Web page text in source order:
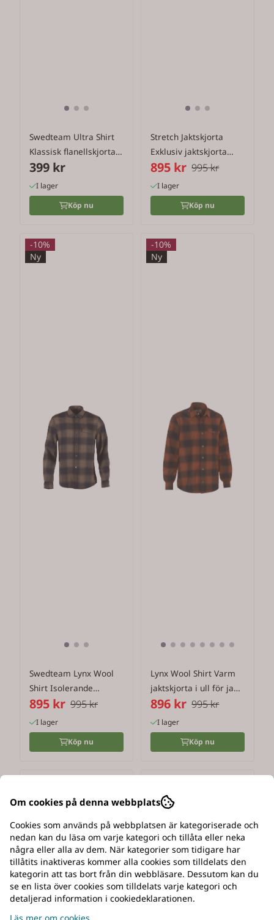
Swedteam Ultra Shirt
Klassisk flanellskjorta
för ...
399 kr
I lager
Köp nu
Stretch Jaktskjorta
Exklusiv jaktskjorta
med ...
895 kr 995 kr
I lager
Köp nu
-10%
Ny
Swedteam Lynx Wool
Shirt Isolerande
ullskjorta ...
895 kr 995 kr
I lager
Köp nu
-10%
Ny
Lynx Wool Shirt Varm
jaktskjorta i ull för jakt,
...
896 kr 995 kr
I lager
Köp nu
Om cookies på denna webbplats
Cookies som används på webbplatsen är kategoriserade och
nedan kan du läsa om varje kategori och tillåta eller neka
några eller alla av dem. När kategorier som tidigare har
tillåtits inaktiveras kommer alla cookies som tilldelats den
kategorin att tas bort från din webbläsare. Dessutom kan du
se en lista över cookies som tilldelats varje kategori och
detaljerad information i cookiedeklarationen.
Läs mer om cookies